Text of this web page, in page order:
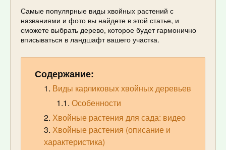
Самые популярные виды хвойных растений с
названиями и фото вы найдете в этой статье, и
сможете выбрать дерево, которое будет гармонично
вписываться в ландшафт вашего участка.
Содержание:
Виды карликовых хвойных деревьев
Особенности
Хвойные растения для сада: видео
Хвойные растения (описание и
характеристика)